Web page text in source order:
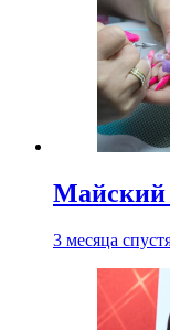
Майский
3 месяца